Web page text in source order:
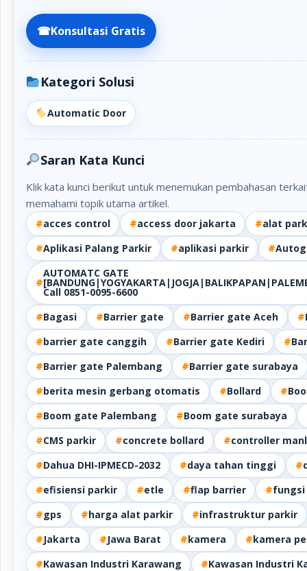
☎Konsultasi Gratis
Kategori Solusi
Automatic Door
Saran Kata Kunci
Klik kata kunci berikut untuk menemukan pembahasan
memahami topik utama artikel.
#acces control #access door jakarta #alat
#Aplikasi Palang Parkir #aplikasi parkir #
#
AUTOMATC GATE
Call 0851-0095-6600
#Bagasi #Barrier gate #Barrier gate Aceh #
#barrier gate canggih #Barrier gate Kediri #
#Barrier gate Palembang #Barrier gate surabaya
#berita mesin gerbang otomatis #Bollard #
#Boom gate Palembang #Boom gate surabaya
#CMS parkir #concrete bollard #controller
#Dahua DHI-IPMECD-2032 #daya tahan tinggi #
#efisiensi parkir #etle #flap barrier #
#gps #harga alat parkir #infrastruktur parkir
#Jakarta #Jawa Barat #kamera #kamera
#Kawasan Industri Karawang #Kawasan Industri